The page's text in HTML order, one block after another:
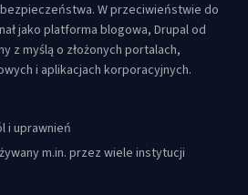
W przeciwieństwie do
jako platforma blogowa, Drupal od
z myślą o złożonych portalach,
i aplikacjach korporacyjnych.
i uprawnień
m.in. przez wiele instytucji